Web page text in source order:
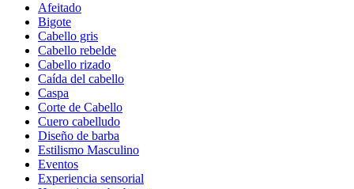
Afeitado
Bigote
Cabello gris
Cabello rebelde
Cabello rizado
Caída del cabello
Caspa
Corte de Cabello
Cuero cabelludo
Diseño de barba
Estilismo Masculino
Eventos
Experiencia sensorial